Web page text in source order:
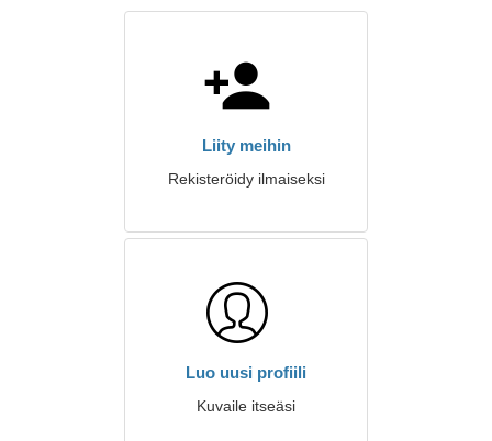
Liity meihin
Rekisteröidy ilmaiseksi
Luo uusi profiili
Kuvaile itseäsi